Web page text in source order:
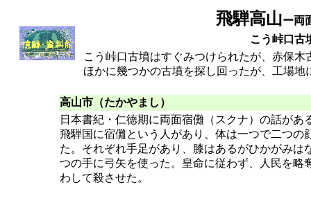
飛騨高山ー両
こう峠口
こう峠口古墳はすぐみつけられたが、赤保
ほかに幾つかの古墳を探し回ったが、工場
高山市（たかやまし）
日本書紀・仁徳期に両面宿儺（スクナ）の話があ
飛騨国に宿儺という人があり、体は一つで二つ
た。それぞれ手足があり、膝はあるがひかがみ
つの手に弓矢を使った。皇命に従わず、人民を
わして殺させた。